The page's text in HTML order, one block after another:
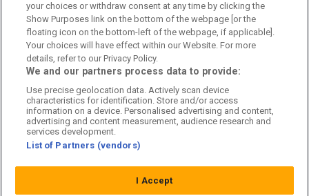
111 43 Stockholm
Länkar
Om oss
Kontakta oss
Kundtjänst
Sponsor: Rekatochklart
Annonsera på Fotbolldirekt
your choices or withdraw consent at any time by clicking the
Show Purposes link on the bottom of the webpage [or the
floating icon on the bottom-left of the webpage, if applicable].
Your choices will have effect within our Website. For more
details, refer to our Privacy Policy.
We and our partners process data to provide:
Use precise geolocation data. Actively scan device
characteristics for identification. Store and/or access
information on a device. Personalised advertising and content,
advertising and content measurement, audience research and
services development.
List of Partners (vendors)
I Accept